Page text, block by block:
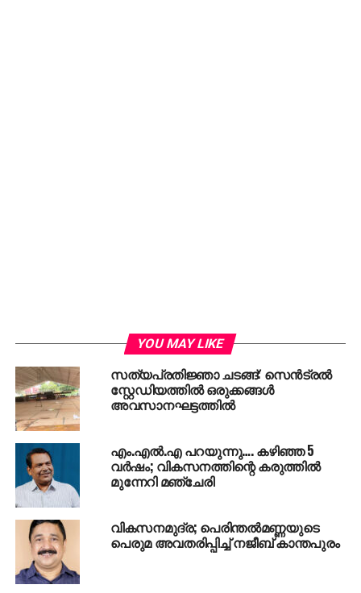
YOU MAY LIKE
സത്യപ്രതിജ്ഞാ ചടങ്ങ്: സെന്‍ട്രല്‍
സ്റ്റേഡിയത്തില്‍ ഒരുക്കങ്ങള്‍
അവസാനഘട്ടത്തില്‍
എം.എല്‍.എ പറയുന്നു…. കഴിഞ്ഞ 5
വര്‍ഷം; വികസനത്തിന്റെ കരുത്തില്‍
മുന്നേറി മഞ്ചേരി
വികസനമുദ്ര; പെരിന്തല്‍മണ്ണയുടെ
പെരുമ അവതരിപ്പിച്ച് നജീബ് കാന്തപുരം